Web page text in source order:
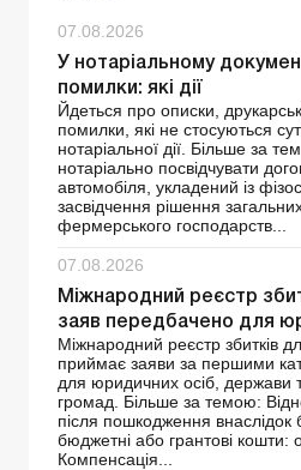
07.08.2026
У нотаріальному
помилки: які дії
Йдеться про описки,
помилки, які не стосуються
нотаріальної дії. Більше за
нотаріально посвідчувати
автомобіля, укладений із
засвідчення рішення
фермерського господарств...
07.08.2026
Міжнародний реєстр
заяв передбачено для
Міжнародний реєстр збитків
приймає заяви за першими
для юридичних осіб, держави
громад. Більше за темою:
після пошкодження внаслідок
бюджетні або грантові кошти:
Компенсація...